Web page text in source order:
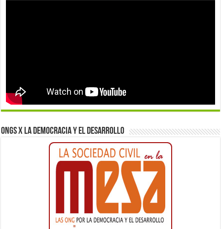
ONGs x la democracia y el desarrollo